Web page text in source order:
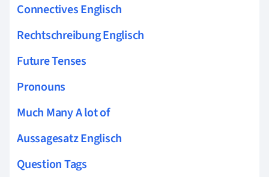
Connectives Englisch
Rechtschreibung Englisch
Future Tenses
Pronouns
Much Many A lot of
Aussagesatz Englisch
Question Tags